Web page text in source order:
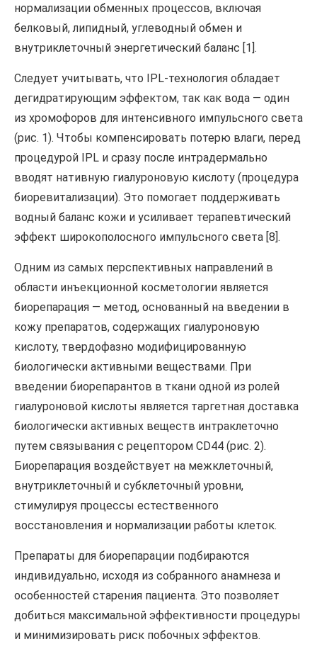
нормализации обменных процессов, включая
белковый, липидный, углеводный обмен и
внутриклеточный энергетический баланс [1].
Следует учитывать, что IPL-технология обладает
дегидратирующим эффектом, так как вода — один
из хромофоров для интенсивного импульсного света
(рис. 1). Чтобы компенсировать потерю влаги, перед
процедурой IPL и сразу после интрадермально
вводят нативную гиалуроновую кислоту (процедура
биоревитализации). Это помогает поддерживать
водный баланс кожи и усиливает терапевтический
эффект широкополосного импульсного света [8].
Одним из самых перспективных направлений в
области инъекционной косметологии является
биорепарация — метод, основанный на введении в
кожу препаратов, содержащих гиалуроновую
кислоту, твердофазно модифицированную
биологически активными веществами. При
введении биорепарантов в ткани одной из ролей
гиалуроновой кислоты является таргетная доставка
биологически активных веществ интраклеточно
путем связывания с рецептором СD44 (рис. 2).
Биорепарация воздействует на межклеточный,
внутриклеточный и субклеточный уровни,
стимулируя процессы естественного
восстановления и нормализации работы клеток.
Препараты для биорепарации подбираются
индивидуально, исходя из собранного анамнеза и
особенностей старения пациента. Это позволяет
добиться максимальной эффективности процедуры
и минимизировать риск побочных эффектов.